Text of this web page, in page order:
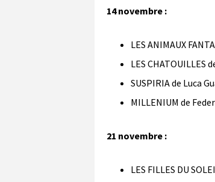
14 novembre :
LES ANIMAUX
LES CHATOUILLES
SUSPIRIA de Luca
MILLENIUM de
21 novembre :
LES FILLES DU